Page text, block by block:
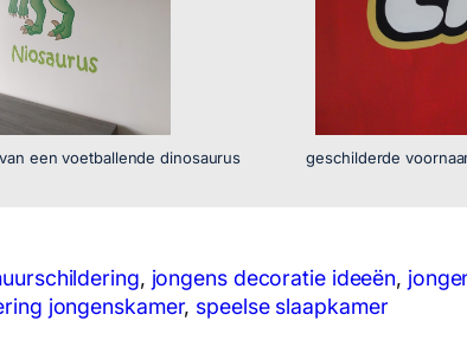
een voetballende dinosaurus
geschilderde
, jongens decoratie ideeën,
jongenskamer, speelse slaapkamer